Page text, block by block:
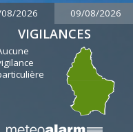
2026 09/08/2026
VIGILANCES